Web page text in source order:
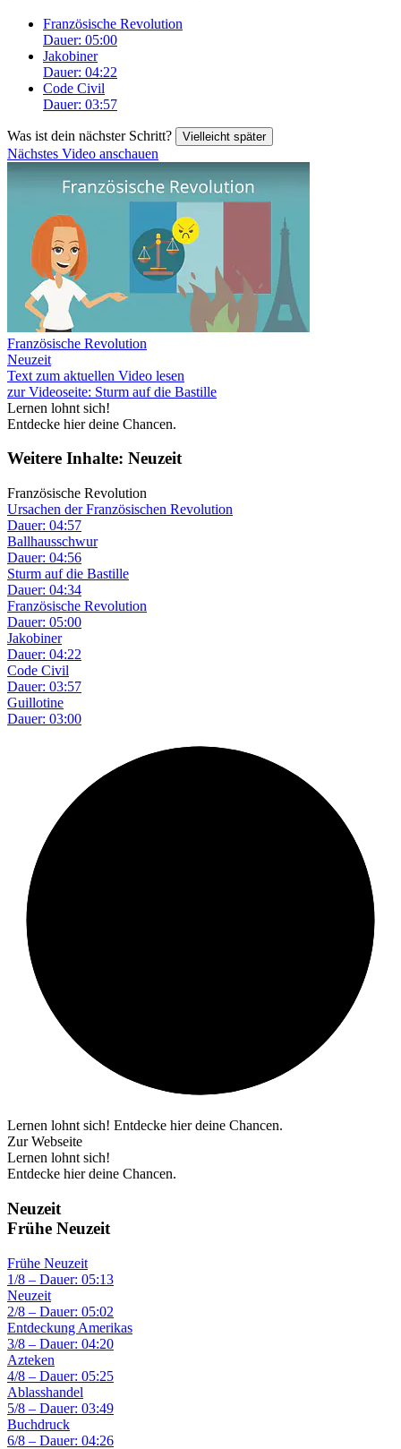
Französische Revolution
Dauer: 05:00
Jakobiner
Dauer: 04:22
Code Civil
Dauer: 03:57
Was ist dein nächster Schritt? Vielleicht später
Nächstes Video anschauen
Französische Revolution
Neuzeit
Text zum aktuellen Video lesen
zur Videoseite: Sturm auf die Bastille
Lernen lohnt sich!
Entdecke hier deine Chancen.
Weitere Inhalte: Neuzeit
Französische Revolution
Ursachen der Französischen Revolution
Dauer: 04:57
Ballhausschwur
Dauer: 04:56
Sturm auf die Bastille
Dauer: 04:34
Französische Revolution
Dauer: 05:00
Jakobiner
Dauer: 04:22
Code Civil
Dauer: 03:57
Guillotine
Dauer: 03:00
Lernen lohnt sich! Entdecke hier deine Chancen.
Zur Webseite
Lernen lohnt sich!
Entdecke hier deine Chancen.
Neuzeit
Frühe Neuzeit
Frühe Neuzeit
1/8 – Dauer: 05:13
Neuzeit
2/8 – Dauer: 05:02
Entdeckung Amerikas
3/8 – Dauer: 04:20
Azteken
4/8 – Dauer: 05:25
Ablasshandel
5/8 – Dauer: 03:49
Buchdruck
6/8 – Dauer: 04:26